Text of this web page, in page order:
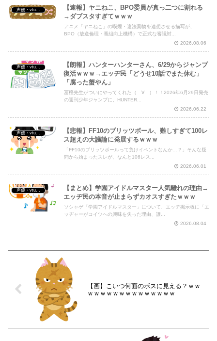
声優・vtuber・アニメ漫画ゲーム
【速報】ヤニねこ、BPO委員が真っ二つに割れる
→ダブスタすぎてｗｗｗ
アニメ「ヤニねこ」の喫煙・違法薬物を連想させる描写が、
BPO（放送倫理・番組向上機構）で正式な審議対...
2026.08.06
【朗報】ハンターハンターさん、6/29からジャンプ
復活ｗｗｗ→エッヂ民「どうせ10話でまた休む」
「腐った蟹やん」
冨樫先生がついにやってくれた（゚∀゚）！！2026年6月29日発売
の週刊少年ジャンプに、HUNTER...
2026.06.22
【悲報】FF10のブリッツボール、難しすぎて100レ
ス超えの大議論に発展するｗｗｗ
「FF10のブリッツボールって負けイベントなんか…？」そんな疑
問から始まったスレが、なんと106レス...
2026.06.01
【まとめ】学園アイドルマスター人気離れの理由→
エッヂ民の本音が止まらずカオスすぎたｗｗｗ
ソシャゲ「学園アイドルマスター」について、エッヂ掲示板に「エ
ッヂャーがコイツへの興味を失った理由、誰...
2026.08.04
【画】こいつ何面のボスに見える？ｗｗ
ｗｗｗｗｗｗｗｗｗｗｗｗｗｗ